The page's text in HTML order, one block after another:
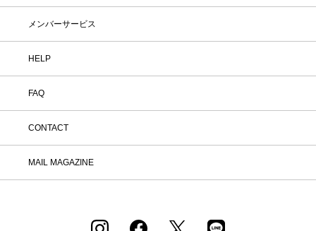
メンバーサービス
HELP
FAQ
CONTACT
MAIL MAGAZINE